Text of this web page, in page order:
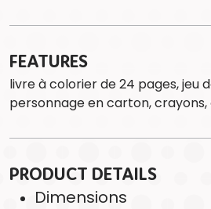
FEATURES
livre à colorier de 24 pages, jeu
personnage en carton,
PRODUCT DETAILS
Dimensions